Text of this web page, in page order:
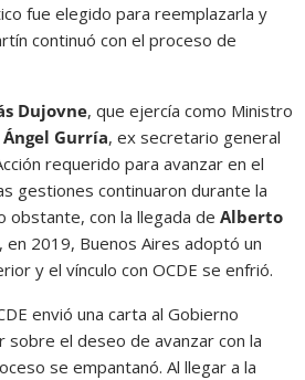
fue elegido para reemplazarla y
continuó con el proceso de
Dujovne, que ejercía como Ministro
Ángel Gurría, ex secretario general
requerido para avanzar en el
gestiones continuaron durante la
obstante, con la llegada deAlberto
en 2019, Buenos Aires adoptó un
y el vínculo con OCDE se enfrió.
envió una carta al Gobierno
sobre el deseo de avanzar con la
se empantanó. Al llegar a la